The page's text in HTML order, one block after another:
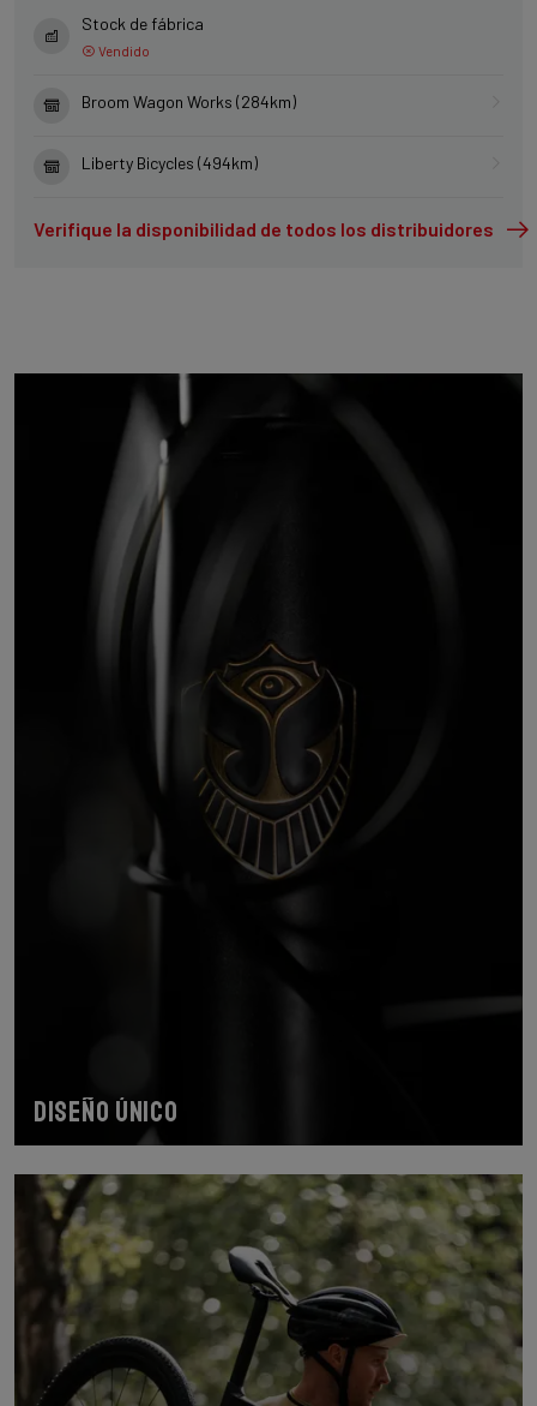
Stock de fábrica
Vendido
Broom Wagon Works (284km)
Liberty Bicycles (494km)
Verifique la disponibilidad de todos los distribuidores
Diseño único